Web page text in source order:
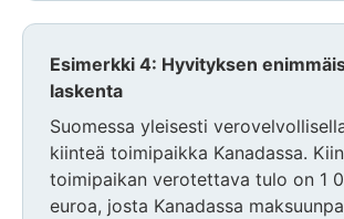
Esimerkki 4: Hyvityksen
laskenta
Suomessa yleisesti
kiinteä toimipaikka Kanadassa.
toimipaikan verotettava tulo on 1
euroa, josta Kanadassa